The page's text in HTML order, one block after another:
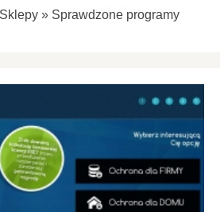
» Sprawdzone programy